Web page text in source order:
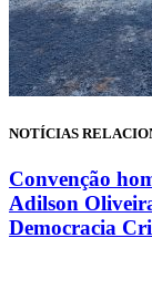
NOTÍCIAS
Convenção
Adilson
Democracia